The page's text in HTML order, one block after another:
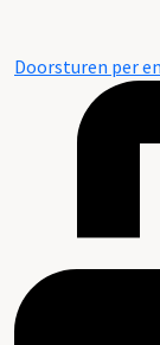
Doorsturen per